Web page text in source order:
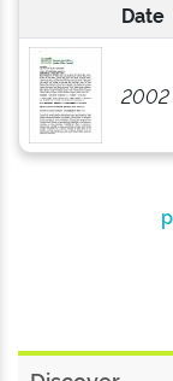
Date
2002